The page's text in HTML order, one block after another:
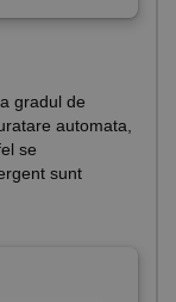
gradul de
automata,
se
sunt